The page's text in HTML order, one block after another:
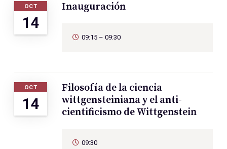
OCT
14
Inauguración
09:15 – 09:30
OCT
14
Filosofía de la ciencia
wittgensteiniana y el anti-
cientificismo de Wittgenstein
09:30